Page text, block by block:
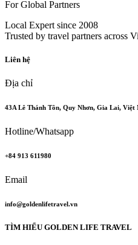
For Global Partners
Local Expert since 2008
Trusted by travel partners across
Liên hệ
Địa chỉ
43A Lê Thánh Tôn, Quy Nhơn, Gia Lai, Việt
Hotline/Whatsapp
+84 913 611980
Email
info@goldenlifetravel.vn
TÌM HIỂU GOLDEN LIFE TRAVEL